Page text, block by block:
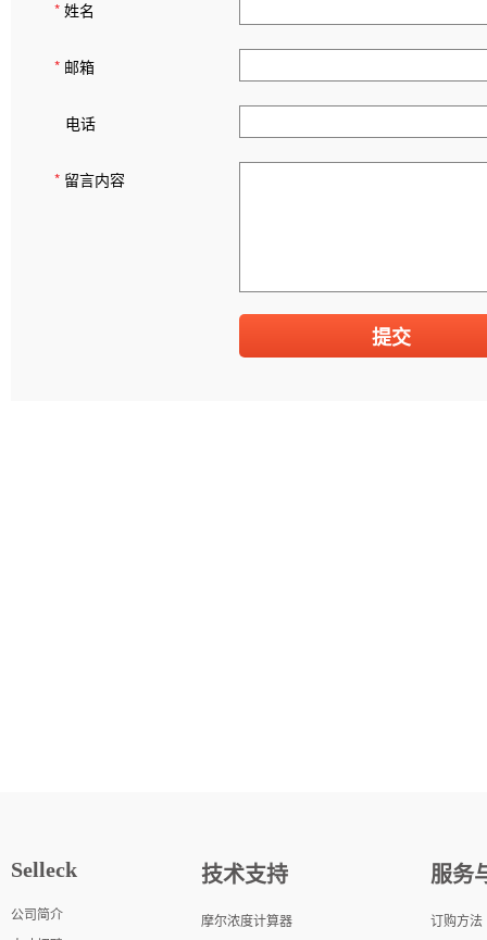
* 姓名
* 邮箱
电话
* 留言内容
Selleck
公司简介
技术支持
摩尔浓度计算器
服务
订购方法